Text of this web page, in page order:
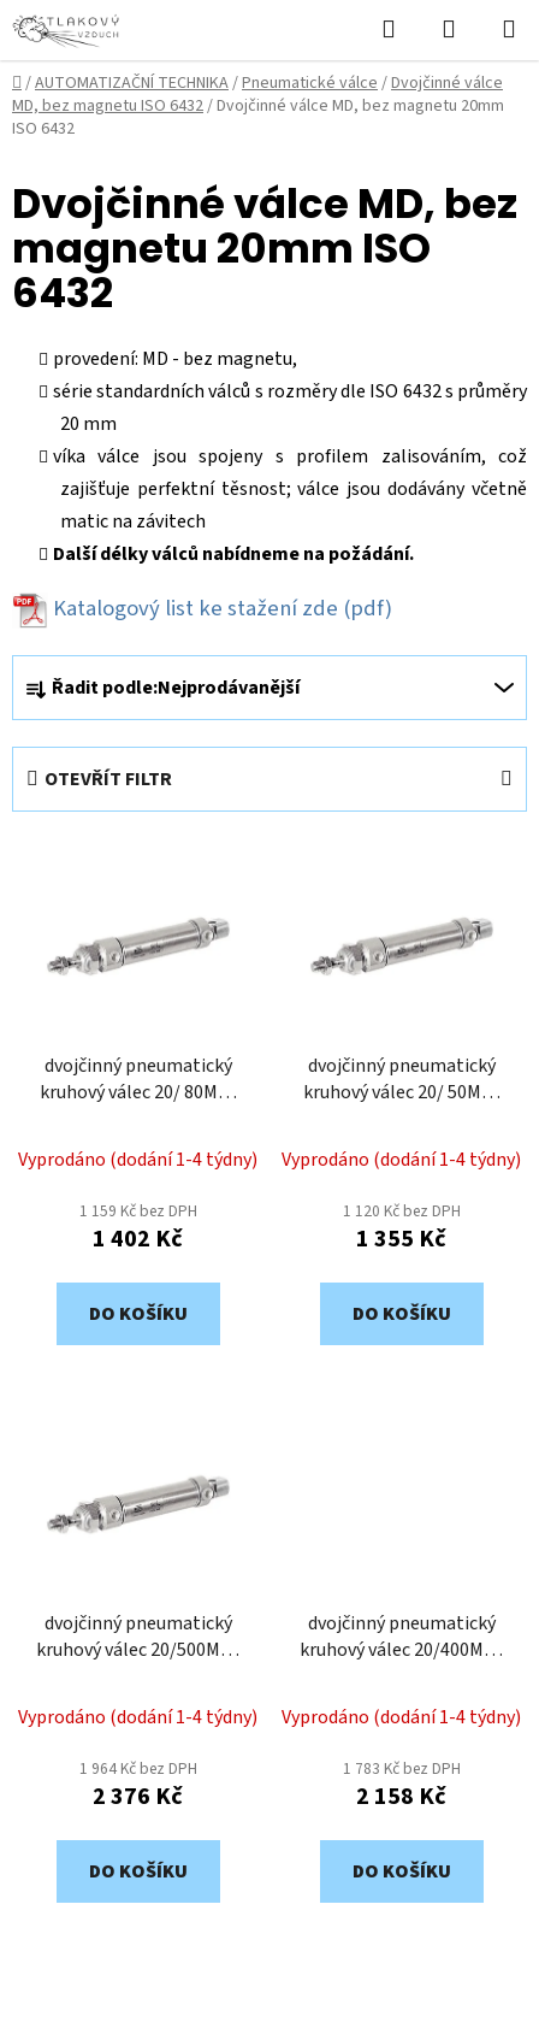
Přejít
na
obsah
Hledat
KOŠÍK
Domů
/AUTOMATIZAČNÍ TECHNIKA/Pneumatické válce/Dvojčinné válce
MD, bez magnetu ISO 6432/Dvojčinné válce MD, bez magnetu 20mm
ISO 6432
Dvojčinné válce MD, bez
magnetu 20mm ISO
6432
provedení: MD - bez magnetu,
série standardních válců s rozměry dle ISO 6432 s průměry
20 mm
víka válce jsou spojeny s profilem zalisováním, což
zajišťuje perfektní těsnost; válce jsou dodávány včetně
matic na závitech
Další délky válců nabídneme na požádání.
Katalogový list ke stažení zde (pdf)
Ř
a
z
e
n
Řadit podle:Nejprodávanější
OTEVŘÍT FILTR
k
dvojčinný pneumatický
kruhový válec 20/ 80MD-
Vyprodáno (dodání 1-4 týdny)
1 159 Kč bez DPH
1 402 Kč
DO KOŠÍKU
dvojčinný pneumatický
kruhový válec 20/ 50MD-
Vyprodáno (dodání 1-4 týdny)
1 120 Kč bez DPH
1 355 Kč
DO KOŠÍKU
dvojčinný pneumatický
kruhový válec 20/500MD-
Vyprodáno (dodání 1-4 týdny)
1 964 Kč bez DPH
2 376 Kč
DO KOŠÍKU
dvojčinný pneumatický
kruhový válec 20/400MD-
Vyprodáno (dodání 1-4 týdny)
1 783 Kč bez DPH
2 158 Kč
DO KOŠÍKU